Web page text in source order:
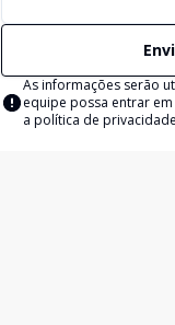
As informações serão
equipe possa entrar
a política de